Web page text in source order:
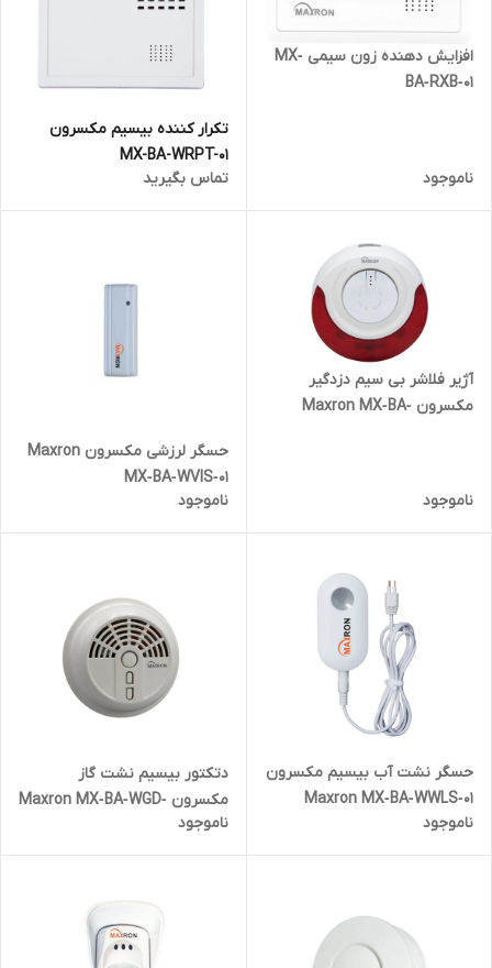
افزایش دهنده زون سیمی MX‐
BA‐RXB‐01
ناموجود
تکرار کننده بیسیم مکسرون
MX-BA-WRPT-01
تماس بگیرید
آژیر فلاشر بی سیم دزدگیر
مکسرون Maxron MX‐BA‐
ناموجود
حسگر لرزشی مکسرون Maxron
MX‐BA‐WVIS‐01
ناموجود
حسگر نشت آب بیسیم مکسرون
Maxron MX‐BA‐WWLS‐01
ناموجود
دتکتور بیسیم نشت گاز
مکسرون Maxron MX‐BA‐WGD‐
01
ناموجود